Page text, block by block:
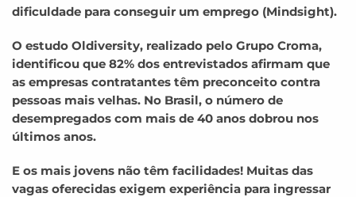
dificuldade para conseguir um emprego (Mindsight).
O estudo Oldiversity, realizado pelo Grupo Croma,
identificou que 82% dos entrevistados afirmam que
as empresas contratantes têm preconceito contra
pessoas mais velhas. No Brasil, o número de
desempregados com mais de 40 anos dobrou nos
últimos anos.
E os mais jovens não têm facilidades! Muitas das
vagas oferecidas exigem experiência para ingressar